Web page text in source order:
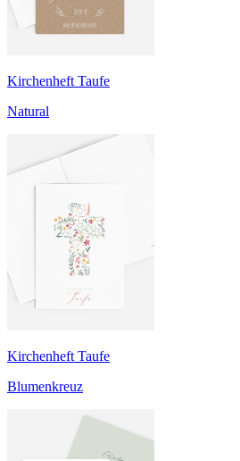
Kirchenheft Taufe
Natural
Kirchenheft Taufe
Blumenkreuz